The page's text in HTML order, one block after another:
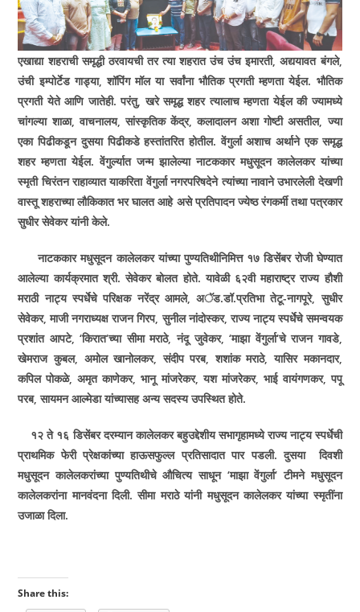
एखाद्या शहराची समृद्धी ठरवायची तर त्या शहरात उंच उंच इमारती, अद्ययावत बंगले,
उंची इम्पोर्टेड गाड्या, शॉपिंग मॉल या सर्वांना भौतिक प्रगती म्हणता येईल. भौतिक
प्रगती येते आणि जातेही. परंतु, खरे समृद्ध शहर त्यालाच म्हणता येईल की ज्यामध्ये
चांगल्या शाळा, वाचनालय, सांस्कृतिक केंद्र, कलादालन अशा गोष्टी असतील, ज्या
एका पिढीकडून दुस­या पिढीकडे हस्तांतरित होतील. वेंगुर्ला अशाच अर्थाने एक समृद्ध
शहर म्हणता येईल. वेंगुर्ल्यात जन्म झालेल्या नाटककार मधुसूदन कालेलकर यांच्या
स्मृती चिरंतन राहाव्यात याकरिता वेंगुर्ला नगरपरिषदेने त्यांच्या नावाने उभारलेली देखणी
वास्तू शहराच्या लौकिकात भर घालत आहे असे प्रतिपादन ज्येष्ठ रंगकर्मी तथा पत्रकार
सुधीर सेवेकर यांनी केले.
नाटककार मधुसूदन कालेलकर यांच्या पुण्यतिथीनिमित्त १७ डिसेंबर रोजी घेण्यात
आलेल्या कार्यक्रमात श्री. सेवेकर बोलत होते. यावेळी ६२वी महाराष्ट्र राज्य हौशी
मराठी नाट्य स्पर्धेचे परिक्षक नरेंद्र आमले, अॅड.डॉ.प्रतिभा तेटू-नागपूरे, सुधीर
सेवेकर, माजी नगराध्यक्ष राजन गिरप, सुनील नांदोस्कर, राज्य नाट्य स्पर्धेचेसमन्वयक
प्रशांत आपटे, ‘किरात‘च्या सीमा मराठे, नंदू जुवेकर, ‘माझा वेंगुर्ला‘चेराजन गावडे,
खेमराज कुबल, अमोल खानोलकर, संदीप परब, शशांक मराठे, यासिर मकानदार,
कपिल पोकळे, अमृत काणेकर, भानू मांजरेकर, यश मांजरेकर, भाई वायंगणकर, पपू
परब, सायमन आल्मेडा यांच्यासह अन्य सदस्य उपस्थित होते.
१२ ते १६ डिसेंबर दरम्यान कालेलकर बहुउद्देशीय सभागृहामध्ये राज्य नाट्य स्पर्धेची
प्राथमिक फेरी प्रेक्षकांच्या हाऊसफुल्ल प्रतिसादात पार पडली. दुस­या दिवशी
मधुसूदन कालेलकरांच्या पुण्यतिथीचे औचित्य साधून ‘माझा वेंगुर्ला‘ टीमने मधुसूदन
कालेलकरांना मानवंदना दिली. सीमा मराठे यांनी मधुसूदन कालेलकर यांच्या स्मृतींना
उजाळा दिला.
Share this: